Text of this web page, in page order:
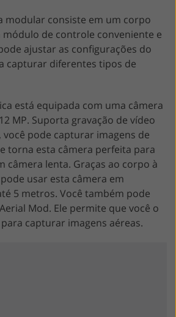
modular consiste em um corpo
de controle conveniente e
ajustar as configurações do
capturar diferentes tipos de
está equipada com uma câmera
MP. Suporta gravação de vídeo
você pode capturar imagens de
torna esta câmera perfeita para
câmera lenta. Graças ao corpo à
usar esta câmera em
5 metros. Você também pode
Mod. Ele permite que você o
capturar imagens aéreas.